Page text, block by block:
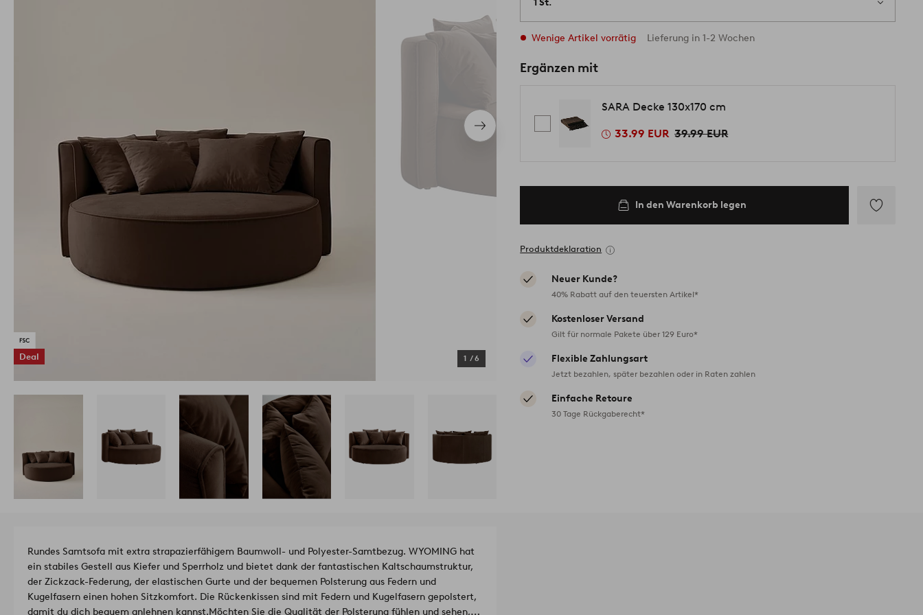
Nächstes
Produkt
Deal 1 /6
1 St.
Wenige Artikel vorrätig Lieferung in 1-2 Wochen
Ergänzen mit
SARA Decke 130x170 cm
33.99 EUR 39.99 EUR
In den Warenkorb legen
Produktdeklaration
Neuer Kunde?
40% Rabatt auf den teuersten Artikel*
Kostenloser Versand
Gilt für normale Pakete über 129 Euro*
Flexible Zahlungsart
Jetzt bezahlen, später bezahlen oder in Raten zahlen
Einfache Retoure
30 Tage Rückgaberecht*
Rundes Samtsofa mit extra strapazierfähigem Baumwoll- und Polyester-Samtbezug. WYOMING hat
ein stabiles Gestell aus Kiefer und Sperrholz und bietet dank der fantastischen Kaltschaumstruktur,
der Zickzack-Federung, der elastischen Gurte und der bequemen Polsterung aus Federn und
Kugelfasern einen hohen Sitzkomfort. Die Rückenkissen sind mit Federn und Kugelfasern gepolstert,
damit du dich bequem anlehnen kannst.Möchten Sie die Qualität der Polsterung fühlen und sehen,